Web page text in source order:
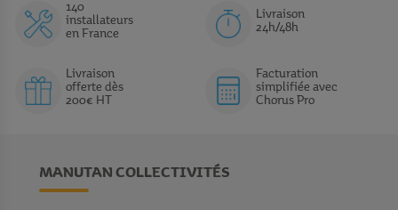
140
installateurs
en France
Livraison
24h/48h
Livraison
offerte dès
200€ HT
Facturation
simplifiée avec
Chorus Pro
MANUTAN COLLECTIVITÉS